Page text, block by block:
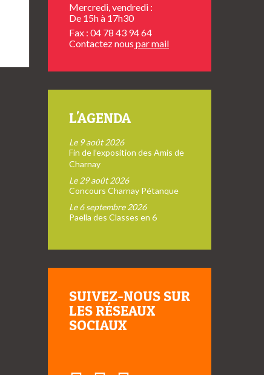
Mercredi, vendredi :
De 15h à 17h30
Fax : 04 78 43 94 64
Contactez nous par mail
L'AGENDA
Le 9 août 2026
Fin de l’exposition des Amis de
Charnay
Le 29 août 2026
Concours Charnay Pétanque
Le 6 septembre 2026
Paella des Classes en 6
SUIVEZ-NOUS SUR
LES RÉSEAUX
SOCIAUX